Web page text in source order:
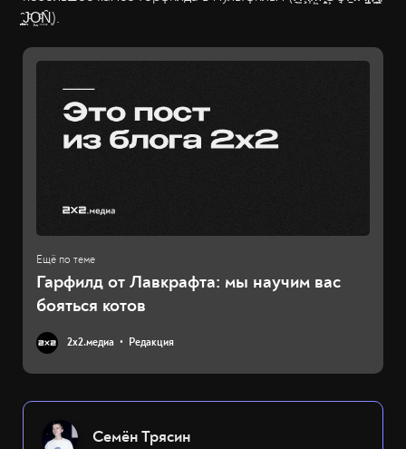
̧̪̑J̯ͨ͘O͖ͨ͢N̑͏̜).
Гарфилд от Лавкрафта: мы научим вас
бояться котов
2х2.медиа Редакция
Семён Трясин